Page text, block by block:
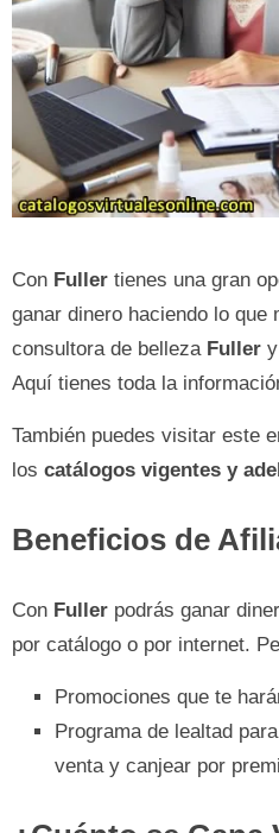
Con Fuller tienes una gran
ganar dinero haciendo lo que
consultora de belleza Fuller
Aquí tienes toda la
También puedes visitar este
los catálogos vigentes y
Beneficios de
Con Fuller podrás ganar
por catálogo o por internet.
Promociones que te
Programa de lealtad
venta y canjear por